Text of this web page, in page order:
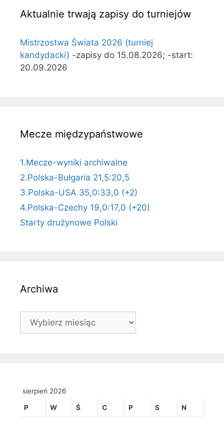
Aktualnie trwają zapisy do turniejów
Mistrzostwa Świata 2026 (turniej
kandydacki) -zapisy do 15.08.2026; -start:
20.09.2026
Mecze międzypaństwowe
1.Mecze-wyniki archiwalne
2.Polska-Bułgaria 21,5:20,5
3.Polska-USA 35,0:33,0 (+2)
4.Polska-Czechy 19,0:17,0 (+20)
Starty drużynowe Polski
Archiwa
Archiwa
sierpień 2026
P W Ś C P S N